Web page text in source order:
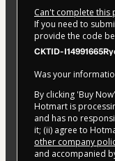
Can't complete this
If you need to
provide the code
CKTID-
Was your
By clicking 'Buy
Hotmart is
and has no
it; (ii) agree to
other company
and accompanied